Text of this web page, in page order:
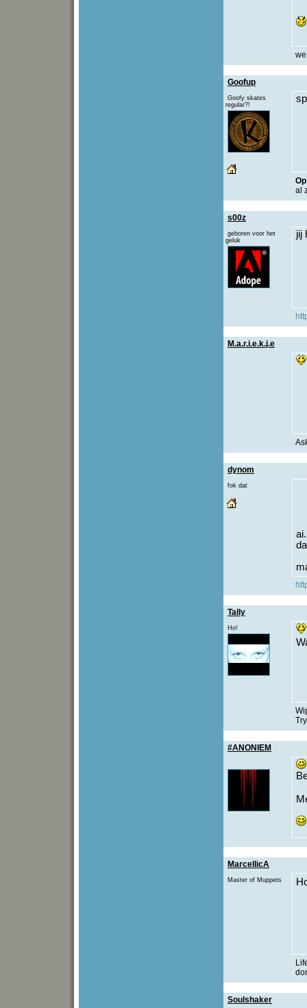
Goofup
Goofy skates
regular?!
al
s00z
geboren voor het
geluk
jij
M.a.r.i.e.k.j.e
dynom
fok dat
Tally
Ho!
#ANONIEM
MarcellicA
Master of Muppets
Soulshaker